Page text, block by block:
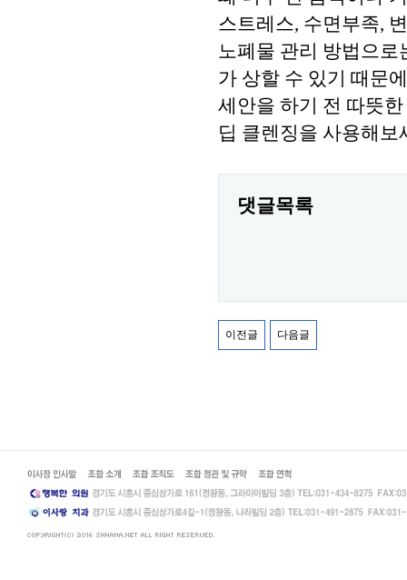
스트레스, 수면부족,
노폐물 관리 방법으로
가 상할 수 있기 때문
세안을 하기 전 따뜻
딥 클렌징을 사용해보
댓글목록
이전글 다음글